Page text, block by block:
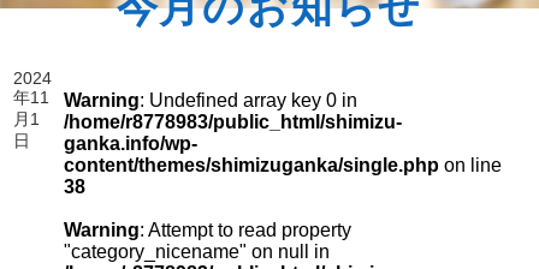
2024
年11
月1
日
Warning: Undefined array key 0 in
/home/r8778983/public_html/shimizu-
ganka.info/wp-
content/themes/shimizuganka/single.php on line
38
Warning: Attempt to read property
"category_nicename" on null in